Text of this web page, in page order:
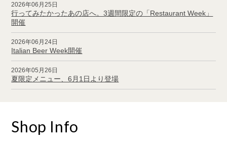
2026年06月25日
行ってみたかったあの店へ。3週間限定の「Restaurant Week」
開催
2026年06月24日
Italian Beer Week開催
2026年05月26日
夏限定メニュー、6月1日より登場
Shop Info